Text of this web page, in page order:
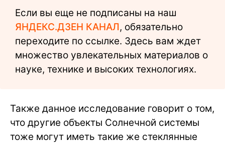
Если вы еще не подписаны на наш
ЯНДЕКС.ДЗЕН КАНАЛ, обязательно
переходите по ссылке. Здесь вам ждет
множество увлекательных материалов о
науке, технике и высоких технологиях.
Также данное исследование говорит о том,
что другие объекты Солнечной системы
тоже могут иметь такие же стеклянные